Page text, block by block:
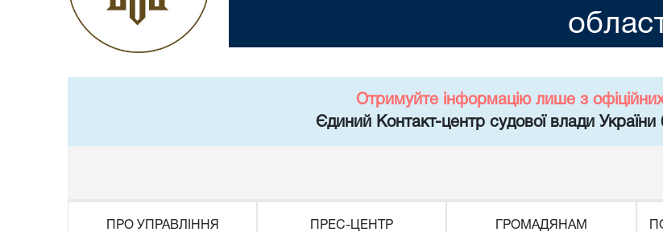
Отримуйте інформацію лише з
Єдиний Контакт-центр судової влади
ПРО УПРАВЛІННЯ ПРЕС-ЦЕНТР ГРОМАДЯНАМ